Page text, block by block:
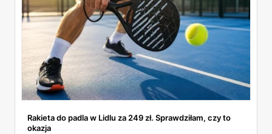
Rakieta do padla w Lidlu za 249 zł. Sprawdziłam, czy to
okazja